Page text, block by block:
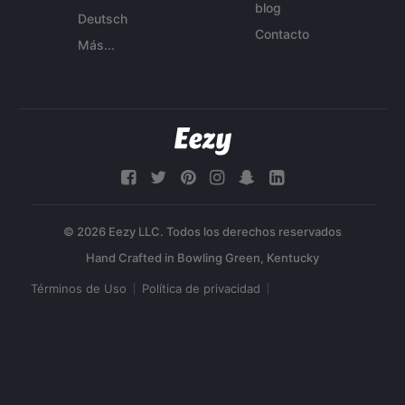
Deutsch
Más...
blog
Contacto
© 2026 Eezy LLC. Todos los derechos reservados
Términos de Uso Política de privacidad